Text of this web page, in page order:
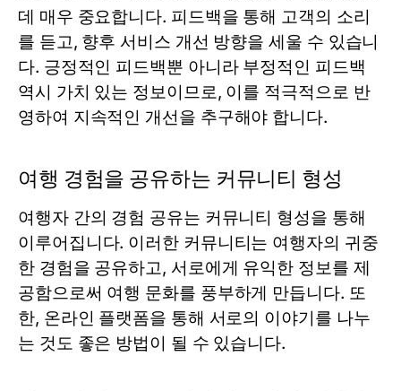
데 매우 중요합니다. 피드백을 통해 고객의 소리
를 듣고, 향후 서비스 개선 방향을 세울 수 있습니
다. 긍정적인 피드백뿐 아니라 부정적인 피드백
역시 가치 있는 정보이므로, 이를 적극적으로 반
영하여 지속적인 개선을 추구해야 합니다.
여행 경험을 공유하는 커뮤니티 형성
여행자 간의 경험 공유는 커뮤니티 형성을 통해
이루어집니다. 이러한 커뮤니티는 여행자의 귀중
한 경험을 공유하고, 서로에게 유익한 정보를 제
공함으로써 여행 문화를 풍부하게 만듭니다. 또
한, 온라인 플랫폼을 통해 서로의 이야기를 나누
는 것도 좋은 방법이 될 수 있습니다.